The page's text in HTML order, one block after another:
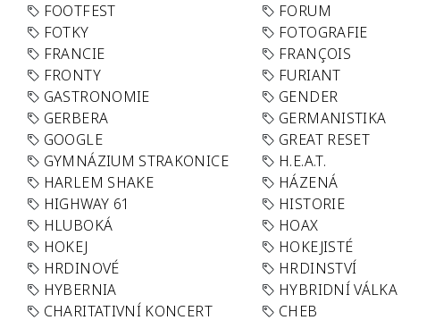
FOOTFEST
FORUM
FOTKY
FOTOGRAFIE
FRANCIE
FRANÇOIS
FRONTY
FURIANT
GASTRONOMIE
GENDER
GERBERA
GERMANISTIKA
GOOGLE
GREAT RESET
GYMNÁZIUM STRAKONICE
H.E.A.T.
HARLEM SHAKE
HÁZENÁ
HIGHWAY 61
HISTORIE
HLUBOKÁ
HOAX
HOKEJ
HOKEJISTÉ
HRDINOVÉ
HRDINSTVÍ
HYBERNIA
HYBRIDNÍ VÁLKA
CHARITATIVNÍ KONCERT
CHEB